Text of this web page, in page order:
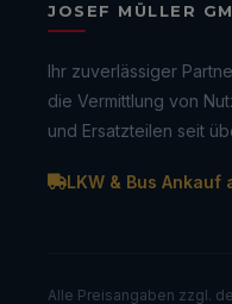
JOSEF MÜLLER
Ihr zuverlässiger
die Vermittlung von
und Ersatzteilen seit
LKW & Bus Ankauf
Alle Preisangaben zzgl.